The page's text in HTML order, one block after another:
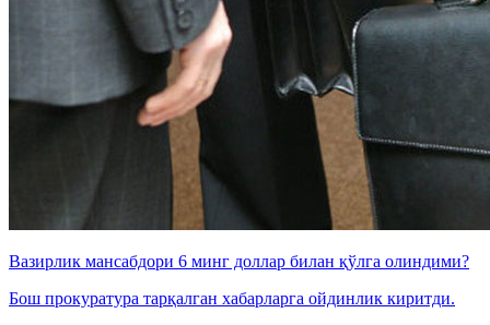
Вазирлик мансабдори 6 минг доллар билан қўлга олиндими?
Бош прокуратура тарқалган хабарларга ойдинлик киритди.